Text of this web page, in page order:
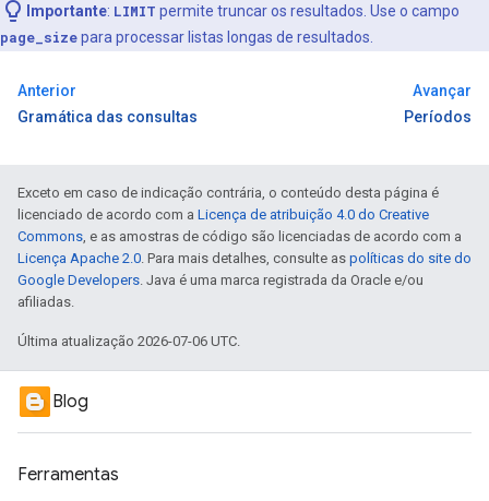
Importante: LIMIT permite truncar os resultados. Use o campo
page_sizepara processar listas longas de resultados.
Anterior
Gramática das consultas
Avançar
Períodos
Exceto em caso de indicação contrária, o conteúdo desta página é
licenciado de acordo com a Licença de atribuição 4.0 do Creative
Commons, e as amostras de código são licenciadas de acordo com a
Licença Apache 2.0. Para mais detalhes, consulte as políticas do site do
Google Developers. Java é uma marca registrada da Oracle e/ou
afiliadas.
Última atualização 2026-07-06 UTC.
Blog
Ferramentas